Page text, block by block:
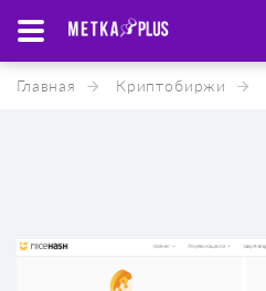
Главная Криптобиржи